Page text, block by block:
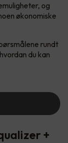
og
økonomiske
rundt
du kan
+